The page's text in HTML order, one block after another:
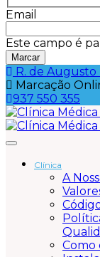
Email
Este campo é
R. de Augusto
Marcação
937 550 355
Clínica
A
Como